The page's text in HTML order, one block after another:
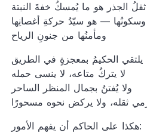
ثقلُ الجذر هو ما يُمسكُ خفةَ النبتة
وسكونُها — هو سيّدُ حركةِ أغصانِها
ومأمنُها من جنونِ الرياح
يلتقي الحكيمُ بمعجزةٍ في الطريق
لا يتركُ متاعه، لا ينسى حمله
ولا يُفتنُ بجمال المنظر الساحر
ثقله، ولا يركض نحوه مسحورًا
هكذا على الحاكم أن يفهم الأمور: